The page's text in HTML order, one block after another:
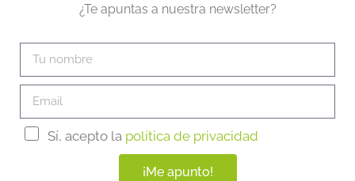
¿Te apuntas a nuestra newsletter?
Sí, acepto la política de privacidad
¡Me apunto!